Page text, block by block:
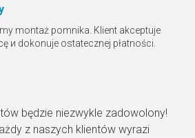
montaż pomnika. Klient akceptuje
и dokonuje ostatecznej płatności.
będzie niezwykle zadowolony!
z naszych klientów wyrazi